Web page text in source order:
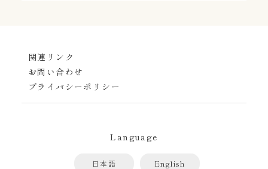
関連リンク
お問い合わせ
プライバシーポリシー
Language
日本語 English